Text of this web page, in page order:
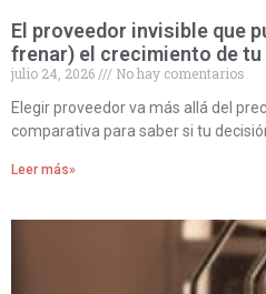
El proveedor invisible que
frenar) el crecimiento de tu
julio 24, 2026
No hay comentarios
Elegir proveedor va más allá del
comparativa para saber si tu
Leer más»